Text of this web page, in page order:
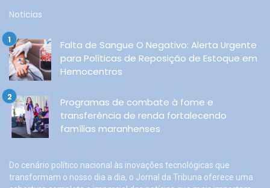
Noticias
Falta de Sangue O Negativo: Alerta Urgente
para Políticas de Reposição de Estoque em
Hemocentros
Programas de combate à fome e
transferência de renda fortalecendo
famílias maranhenses
Do cenário político nacional às inovações tecnológicas que
transformam o nosso dia a dia, o Jornal da Tribuna oferece uma